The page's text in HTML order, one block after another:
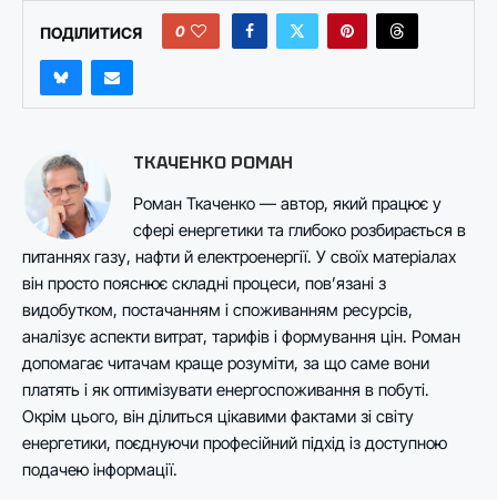
ПОДІЛИТИСЯ 0
ТКАЧЕНКО РОМАН
Роман Ткаченко — автор, який працює у
сфері енергетики та глибоко розбирається в
питаннях газу, нафти й електроенергії. У своїх матеріалах
він просто пояснює складні процеси, пов’язані з
видобутком, постачанням і споживанням ресурсів,
аналізує аспекти витрат, тарифів і формування цін. Роман
допомагає читачам краще розуміти, за що саме вони
платять і як оптимізувати енергоспоживання в побуті.
Окрім цього, він ділиться цікавими фактами зі світу
енергетики, поєднуючи професійний підхід із доступною
подачею інформації.